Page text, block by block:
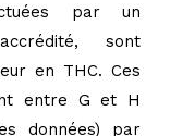
par un
sont
en THC. Ces
entre G et H
données) par